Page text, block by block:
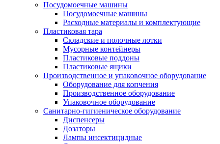
Посудомоечные машины
Посудомоечные машины
Расходные материалы и комплектующие
Пластиковая тара
Складские и полочные лотки
Мусорные контейнеры
Пластиковые поддоны
Пластиковые ящики
Производственное и упаковочное оборудование
Оборудование для копчения
Производственное оборудование
Упаковочное оборудование
Санитарно-гигиеническое оборудование
Диспенсеры
Дозаторы
Лампы инсектицидные